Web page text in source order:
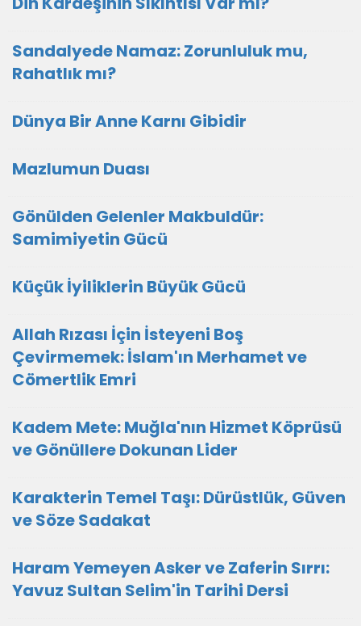
Sandalyede Namaz: Zorunluluk mu,
Rahatlık mı?
Dünya Bir Anne Karnı Gibidir
Mazlumun Duası
​Gönülden Gelenler Makbuldür:
Samimiyetin Gücü
Küçük İyiliklerin Büyük Gücü
Allah Rızası İçin İsteyeni Boş
Çevirmemek: İslam'ın Merhamet ve
Cömertlik Emri
Kadem Mete: Muğla'nın Hizmet Köprüsü
ve Gönüllere Dokunan Lider
Karakterin Temel Taşı: Dürüstlük, Güven
ve Söze Sadakat
Haram Yemeyen Asker ve Zaferin Sırrı:
Yavuz Sultan Selim'in Tarihi Dersi